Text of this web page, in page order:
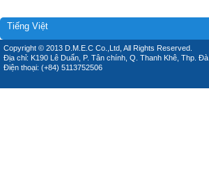
Tiếng Việt
Copyright © 2013 D.M.E.C Co.,Ltd, All Rights Reserved.
Địa chỉ: K190 Lê Duẩn, P. Tân chính, Q. Thanh Khê, Thp. Đà
Điện thoại: (+84) 5113752506